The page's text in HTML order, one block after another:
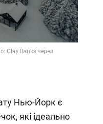
Clay Banks через
Нью-Йорк є
які ідеально